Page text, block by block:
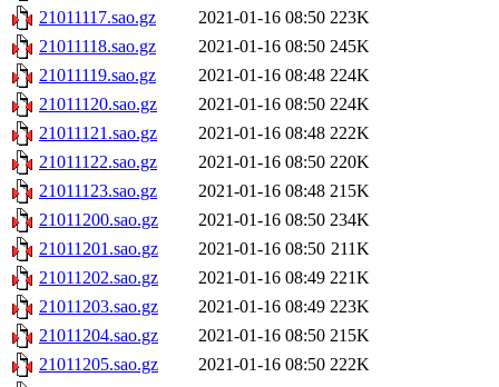
21011117.sao.gz
2021-01-16 08:50 223K
21011118.sao.gz
2021-01-16 08:50 245K
21011119.sao.gz
2021-01-16 08:48 224K
21011120.sao.gz
2021-01-16 08:50 224K
21011121.sao.gz
2021-01-16 08:48 222K
21011122.sao.gz
2021-01-16 08:50 220K
21011123.sao.gz
2021-01-16 08:48 215K
21011200.sao.gz
2021-01-16 08:50 234K
21011201.sao.gz
2021-01-16 08:50 211K
21011202.sao.gz
2021-01-16 08:49 221K
21011203.sao.gz
2021-01-16 08:49 223K
21011204.sao.gz
2021-01-16 08:50 215K
21011205.sao.gz
2021-01-16 08:50 222K